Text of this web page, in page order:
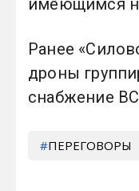
имеющимся
Ранее
дроны
снабжение
ПЕРЕГОВОРЫ